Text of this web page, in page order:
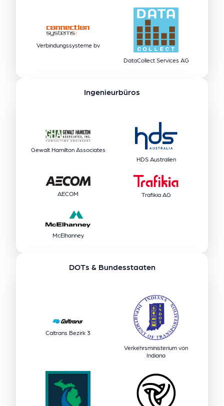
Verbindungssysteme bv
DataCollect Services AG
Ingenieurbüros
Gewalt Hamilton Associates
HDS Australien
AECOM Trafikia AG
McElhanney
DOTs & Bundesstaaten
Caltrans Bezirk 3
Verkehrsministerium von
Indiana